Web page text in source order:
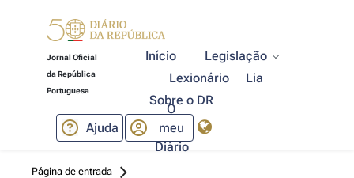
Jornal Oficial
da República
Portuguesa
Início
Legislação
Lexionário
Lia
Sobre o DR
Ajuda
O
meu
Diário
Página de entrada